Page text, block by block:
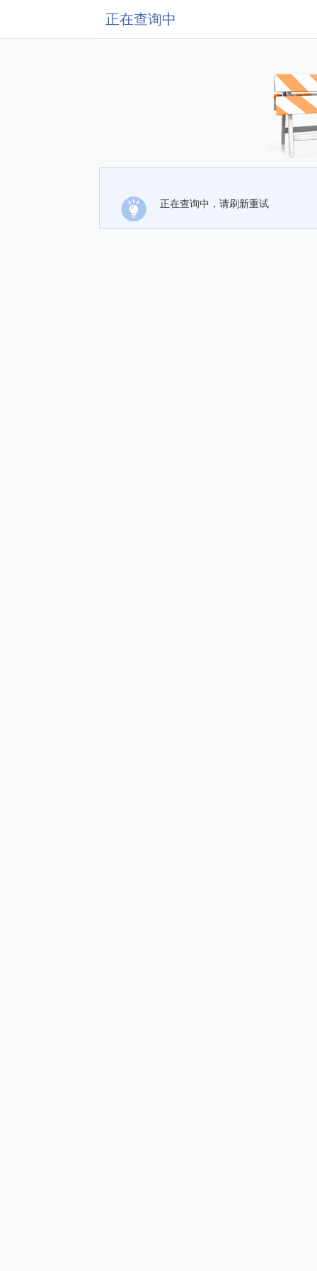
正在查询中
正在查询中，请刷新重试